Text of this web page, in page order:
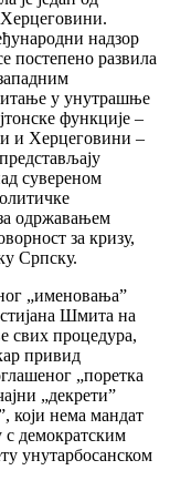
надзор
постепено развила
у унутрашње
функције –
и Херцеговини –
сувереном
одржавањем
за кризу,
Српску.
„именовања”
Шмита на
свих процедура,
привид
„поретка
„декрети”
који нема мандат
с демократским
унутарбосанском